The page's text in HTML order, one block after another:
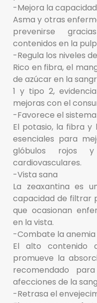
-Mejora la
Asma y otras
prevenirse
contenidos en la
-Regula los niveles
Rico en fibra, el
de azúcar en la
1 y tipo 2,
mejoras con el
-Favorece el
El potasio, la fibra y
esenciales para
glóbulos rojos y
cardiovasculares.
-Vista sana
La zeaxantina es
capacidad de filtrar
que ocasionan
en la vista.
-Combate la anemia
El alto contenido
promueve la
recomendado
afecciones de la
-Retrasa el